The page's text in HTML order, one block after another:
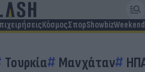
ΚόσμοςΣπορShowbizWeekend
Τουρκία Μανχάταν